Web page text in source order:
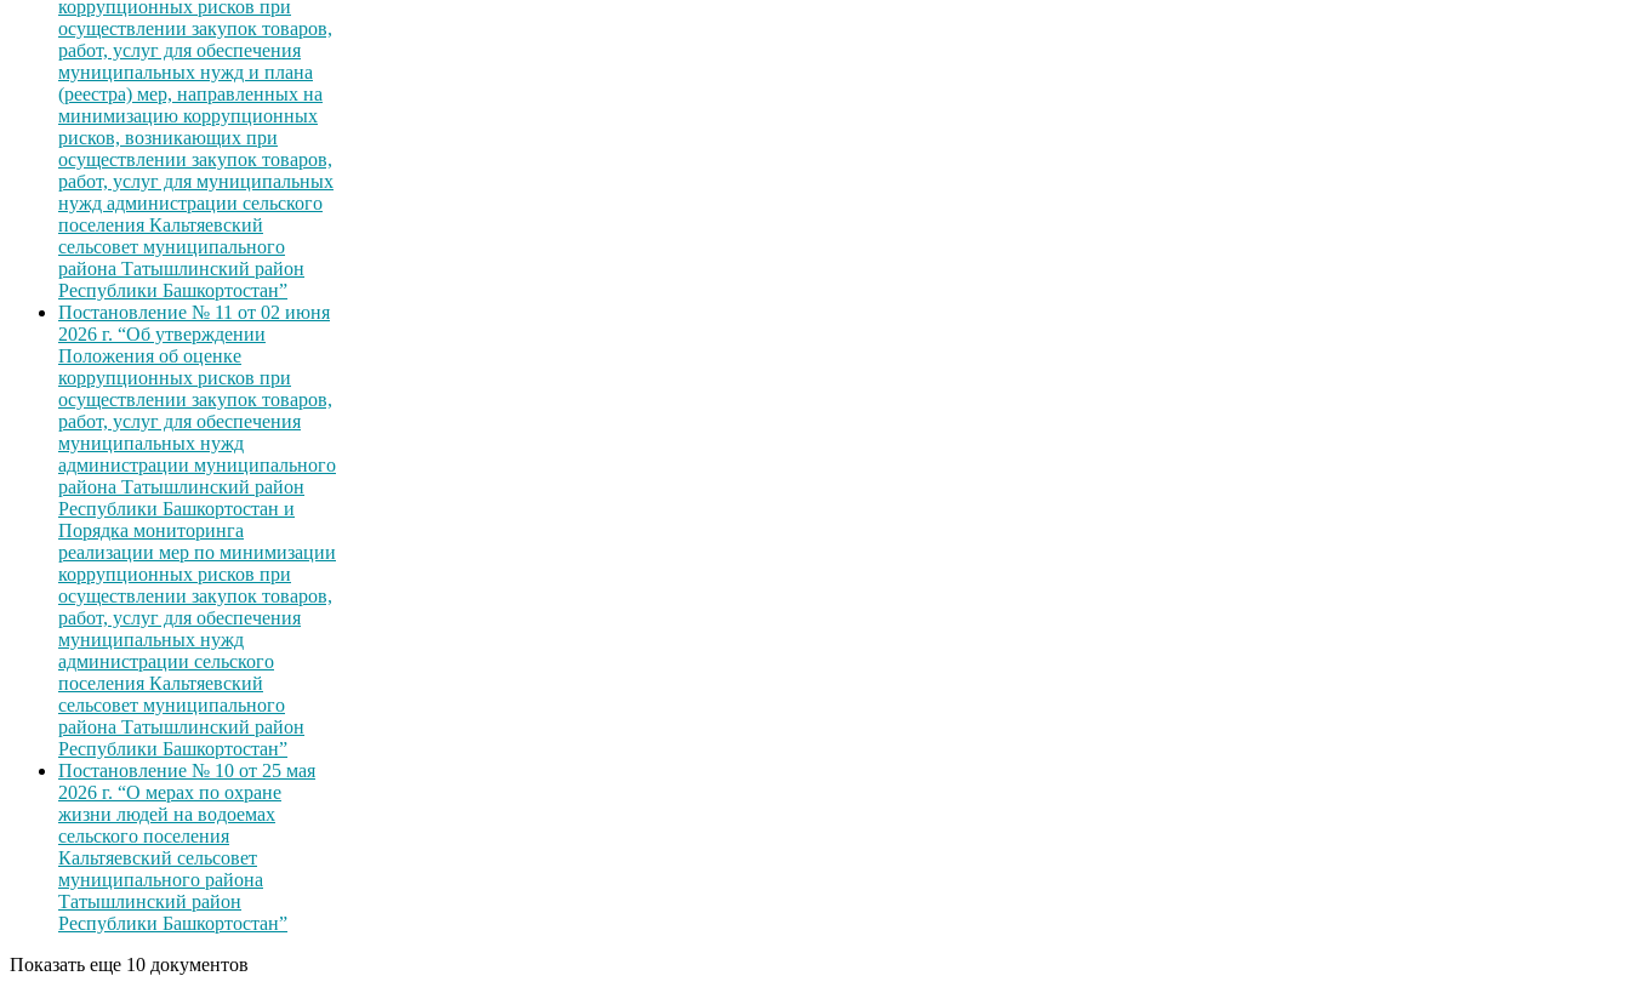
коррупционных рисков при
осуществлении закупок товаров,
работ, услуг для обеспечения
муниципальных нужд и плана
(реестра) мер, направленных на
минимизацию коррупционных
рисков, возникающих при
осуществлении закупок товаров,
работ, услуг для муниципальных
нужд администрации сельского
поселения Кальтяевский
сельсовет муниципального
района Татышлинский район
Республики Башкортостан”
Постановление № 11 от 02 июня
2026 г. “Об утверждении
Положения об оценке
коррупционных рисков при
осуществлении закупок товаров,
работ, услуг для обеспечения
муниципальных нужд
администрации муниципального
района Татышлинский район
Республики Башкортостан и
Порядка мониторинга
реализации мер по минимизации
коррупционных рисков при
осуществлении закупок товаров,
работ, услуг для обеспечения
муниципальных нужд
администрации сельского
поселения Кальтяевский
сельсовет муниципального
района Татышлинский район
Республики Башкортостан”
Постановление № 10 от 25 мая
2026 г. “О мерах по охране
жизни людей на водоемах
сельского поселения
Кальтяевский сельсовет
муниципального района
Татышлинский район
Республики Башкортостан”
Показать еще 10 документов